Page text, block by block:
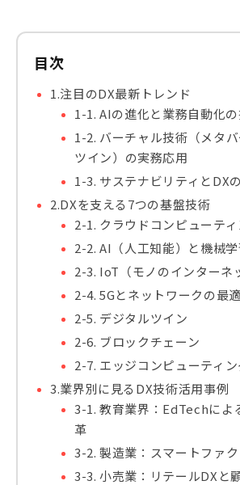
目次
1.注目のDX最新トレンド
1-1. AIの進化と業務自動化
1-2. バーチャル技術（メタ
ツイン）の実務応用
1-3. サステナビリティとDX
2.DXを支える7つの基盤技術
2-1. クラウドコンピューテ
2-2. AI（人工知能）と機械
2-3. IoT（モノのインターネ
2-4. 5Gとネットワークの最
2-5. デジタルツイン
2-6. ブロックチェーン
2-7. エッジコンピューティ
3.業界別に見るDX技術活用事例
3-1. 教育業界：EdTechによ
革
3-2. 製造業：スマートファ
3-3. 小売業：リテールDXと